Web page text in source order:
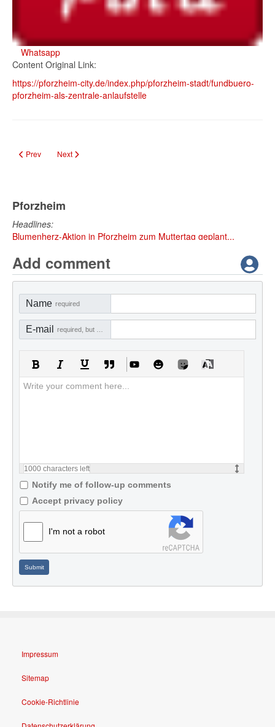
Whatsapp
Content Original Link:
https://pforzheim-city.de/index.php/pforzheim-stadt/fundbuero-
pforzheim-als-zentrale-anlaufstelle
Previous article: Büblesbrunnen im Schlosskirchenpark: Pforzheimer
Prev Next article: Pforzheim: Neuer Online-Rechner für Mietspiegel
Next
Pforzheim
Headlines:
Blumenherz-Aktion in Pforzheim zum Muttertag geplant...
Add comment
Name required
E-mail
1000 characters left
Notify me of follow-up comments
Accept privacy policy
I'm not a robot
Submit
Impressum
Sitemap
Cookie-Richtlinie